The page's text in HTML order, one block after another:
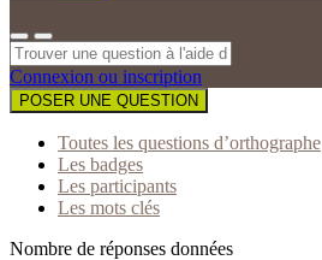
Connexion ou inscription
POSER UNE QUESTION
Toutes les questions d’orthographe
Les badges
Les participants
Les mots clés
Nombre de réponses données